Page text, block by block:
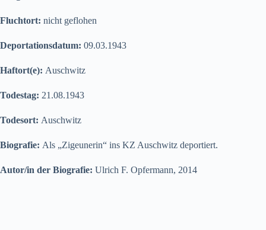
Fluchtort: nicht geflohen
Deportationsdatum: 09.03.1943
Haftort(e): Auschwitz
Todestag: 21.08.1943
Todesort: Auschwitz
Biografie: Als „Zigeunerin“ ins KZ Auschwitz deportiert.
Autor/in der Biografie: Ulrich F. Opfermann, 2014